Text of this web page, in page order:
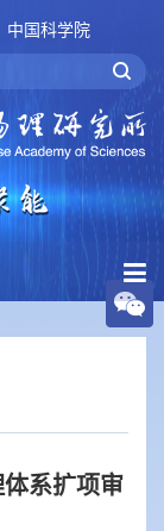
中国科学院
系扩项审